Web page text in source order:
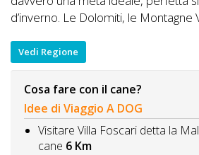
d’inverno. Le Dolomiti, le Montagne
Vedi Regione
Cosa fare con il cane?
Idee di Viaggio A DOG
Visitare Villa Foscari detta la
cane 6 Km